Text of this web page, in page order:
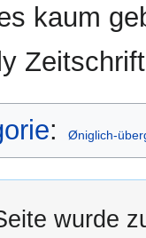
kaum
: Øniglich-
wurde